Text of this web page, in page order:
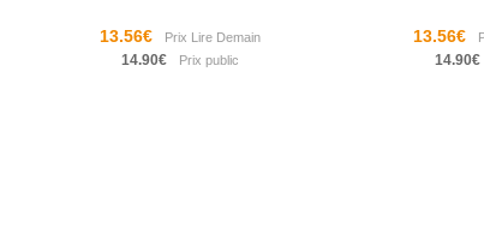
13.56€
14.90€
13.56€
14.90€